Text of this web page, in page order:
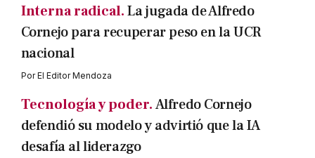
Interna radical.La jugada de Alfredo
Cornejo para recuperar peso en la UCR
nacional
PorEl Editor Mendoza
Tecnología y poder.Alfredo Cornejo
defendió su modelo y advirtió que la IA
desafía al liderazgo